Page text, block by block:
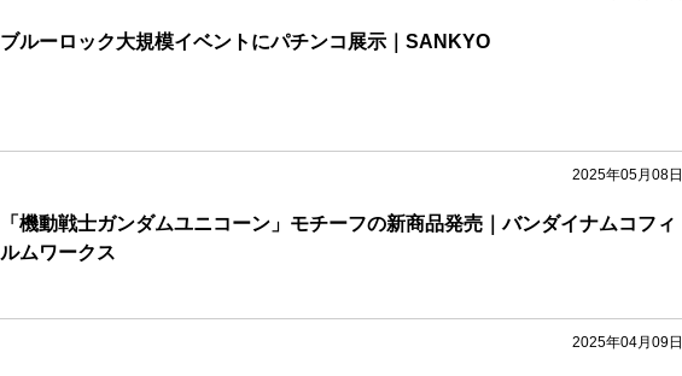
ブルーロック大規模イベントにパチンコ展示｜SANKYO
2025年05月08日
「機動戦士ガンダムユニコーン」モチーフの新商品発売｜バンダイナムコフィ
ルムワークス
2025年04月09日